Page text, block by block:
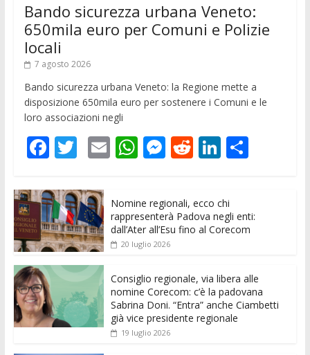
Bando sicurezza urbana Veneto:
650mila euro per Comuni e Polizie
locali
7 agosto 2026
Bando sicurezza urbana Veneto: la Regione mette a
disposizione 650mila euro per sostenere i Comuni e le
loro associazioni negli
F
e
b
o
o
k
T
itt
er
E
l
W
s
A
p
p
M
ss
e
n
er
R
di
t
Li
k
e
dI
C
di
vi
Nomine regionali, ecco chi
rappresenterà Padova negli enti:
dall’Ater all’Esu fino al Corecom
20 luglio 2026
Consiglio regionale, via libera alle
nomine Corecom: c’è la padovana
Sabrina Doni. “Entra” anche Ciambetti
già vice presidente regionale
19 luglio 2026